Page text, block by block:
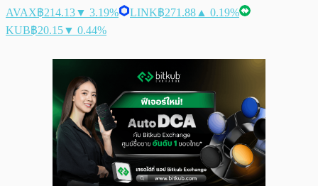
AVAX฿214.13▼ 3.19% LINK฿271.88 ▲ 0.19%
KUB฿20.15▼ 0.44%